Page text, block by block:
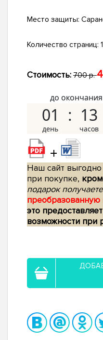
Место защиты:
Количество страниц:
Стоимость: 700 р.
до
01 13
+
Наш сайт выгодно
при покупке,
подарок получаете
преобразованную
это
возможности при